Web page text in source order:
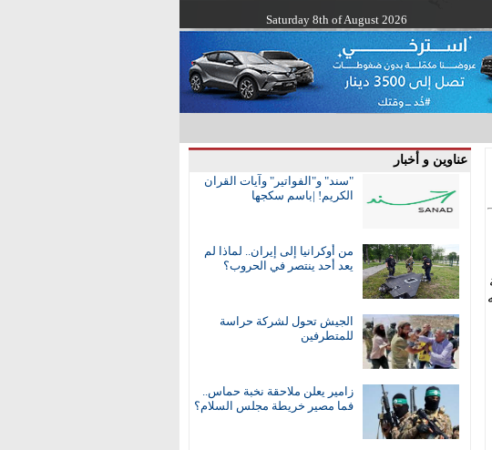
Saturday 8th of August 2026
عناوين و أخبار
"سند" و"الفواتير" وآيات القران
الكريم! |باسم سكجها
من أوكرانيا إلى إيران.. لماذا لم
يعد أحد ينتصر في الحروب؟
الجيش تحول لشركة حراسة
للمتطرفين
زامير يعلن ملاحقة نخبة حماس..
فما مصير خريطة مجلس السلام؟